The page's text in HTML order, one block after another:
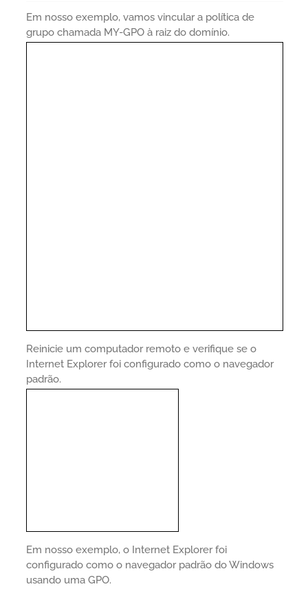
Em nosso exemplo, vamos vincular a política de
grupo chamada MY-GPO à raiz do domínio.
Reinicie um computador remoto e verifique se o
Internet Explorer foi configurado como o navegador
padrão.
Em nosso exemplo, o Internet Explorer foi
configurado como o navegador padrão do Windows
usando uma GPO.